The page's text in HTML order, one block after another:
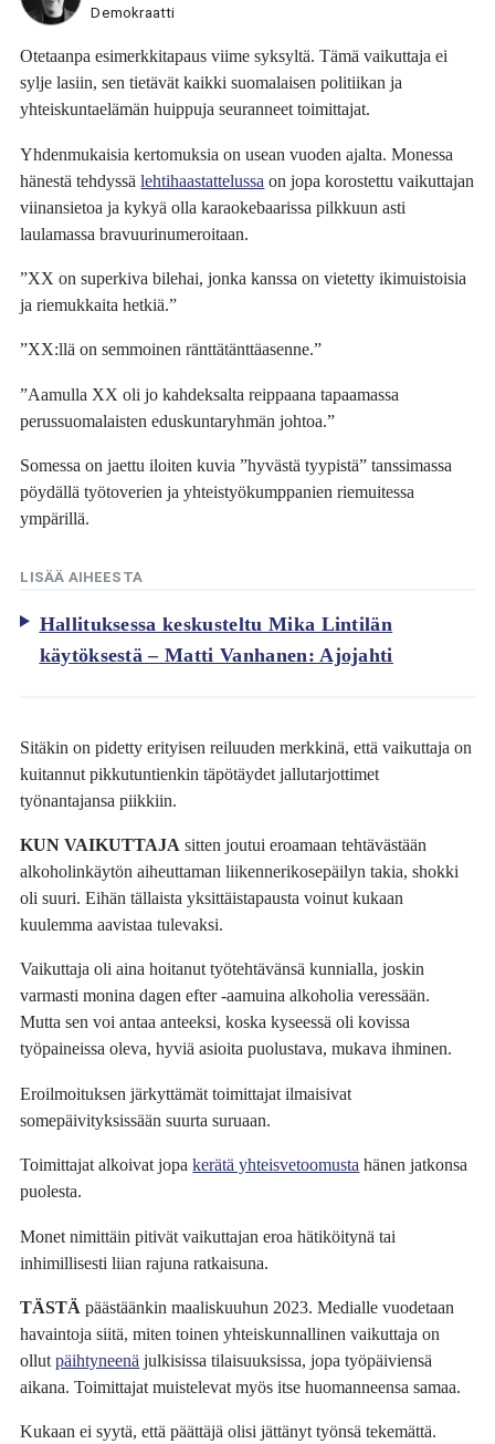
Demokraatti
Otetaanpa esimerkkitapaus viime syksyltä. Tämä vaikuttaja ei
sylje lasiin, sen tietävät kaikki suomalaisen politiikan ja
yhteiskuntaelämän huippuja seuranneet toimittajat.
Yhdenmukaisia kertomuksia on usean vuoden ajalta. Monessa
hänestä tehdyssälehtihaastattelussa on jopa korostettu vaikuttajan
viinansietoa ja kykyä olla karaokebaarissa pilkkuun asti
laulamassa bravuurinumeroitaan.
”XX on superkiva bilehai, jonka kanssa on vietetty ikimuistoisia
ja riemukkaita hetkiä.”
”XX:llä on semmoinen ränttätänttäasenne.”
”Aamulla XX oli jo kahdeksalta reippaana tapaamassa
perussuomalaisten eduskuntaryhmän johtoa.”
Somessa on jaettu iloiten kuvia ”hyvästä tyypistä” tanssimassa
pöydällä työtoverien ja yhteistyökumppanien riemuitessa
ympärillä.
LISÄÄ AIHEESTA
Hallituksessa keskusteltu Mika Lintilän
käytöksestä – Matti Vanhanen: Ajojahti
Sitäkin on pidetty erityisen reiluuden merkkinä, että vaikuttaja on
kuitannut pikkutuntienkin täpötäydet jallutarjottimet
työnantajansa piikkiin.
KUN VAIKUTTAJA sitten joutui eroamaan tehtävästään
alkoholinkäytön aiheuttaman liikennerikosepäilyn takia, shokki
oli suuri. Eihän tällaista yksittäistapausta voinut kukaan
kuulemma aavistaa tulevaksi.
Vaikuttaja oli aina hoitanut työtehtävänsä kunnialla, joskin
varmasti monina dagen efter -aamuina alkoholia veressään.
Mutta sen voi antaa anteeksi, koska kyseessä oli kovissa
työpaineissa oleva, hyviä asioita puolustava, mukava ihminen.
Eroilmoituksen järkyttämät toimittajat ilmaisivat
somepäivityksissään suurta suruaan.
Toimittajat alkoivat jopakerätä yhteisvetoomusta hänen jatkonsa
puolesta.
Monet nimittäin pitivät vaikuttajan eroa hätiköitynä tai
inhimillisesti liian rajuna ratkaisuna.
TÄSTÄ päästäänkin maaliskuuhun 2023. Medialle vuodetaan
havaintoja siitä, miten toinen yhteiskunnallinen vaikuttaja on
ollutpäihtyneenä julkisissa tilaisuuksissa, jopa työpäiviensä
aikana. Toimittajat muistelevat myös itse huomanneensa samaa.
Kukaan ei syytä, että päättäjä olisi jättänyt työnsä tekemättä.